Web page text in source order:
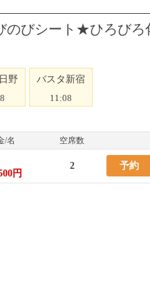
びシート★ひろびろ
野
バスタ新宿
11:08
/名 空席数
円
2 予約